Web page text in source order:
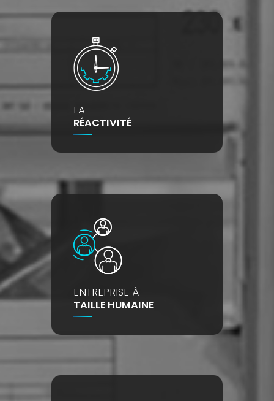
LA
RÉACTIVITÉ
ENTREPRISE À
TAILLE HUMAINE